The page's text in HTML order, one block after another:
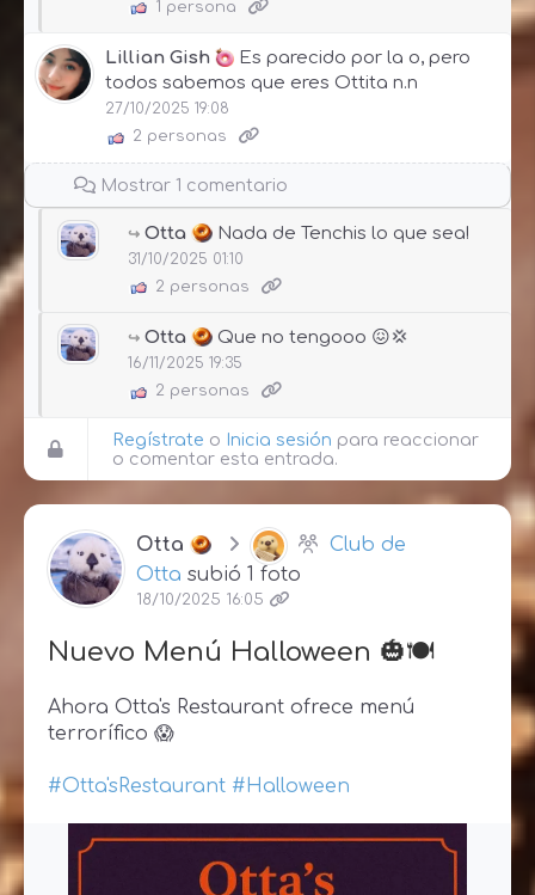
1 persona
Lillian Gish
Es parecido por la o, pero
todos sabemos que eres Ottita n.n
27/10/2025 19:08
2 personas
Mostrar 1 comentario
Otta Nada de Tenchis lo que sea!
31/10/2025 01:10
2 personas
Otta Que no tengooo 😖💢
16/11/2025 19:35
2 personas
Regístrate o Inicia sesión para reaccionar
o comentar esta entrada.
Otta
Club de
Otta subió 1 foto
18/10/2025 16:05
Nuevo Menú Halloween 🎃🍽
Ahora Otta's Restaurant ofrece menú
terrorífico 😱
#Otta'sRestaurant #Halloween